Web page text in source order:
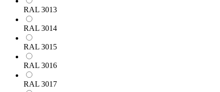
RAL 3013
RAL 3014
RAL 3015
RAL 3016
RAL 3017